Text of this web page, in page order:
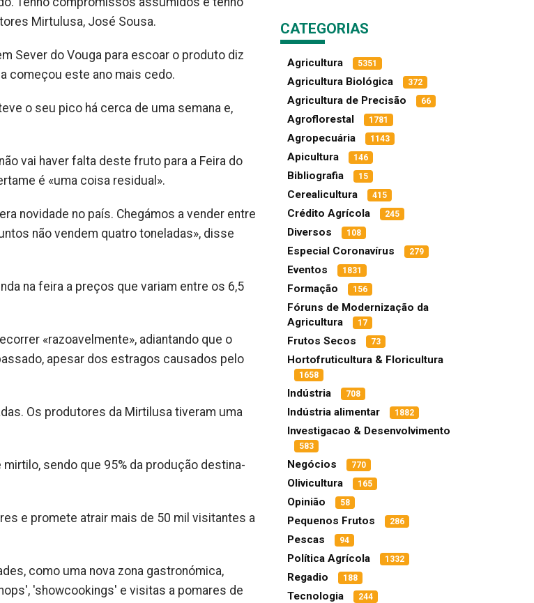
Mirtulusa, José Sousa.
Sever do Vouga para escoar o produto diz
começou este ano mais cedo.
o seu pico há cerca de uma semana e,
vai haver falta deste fruto para a Feira do
é «uma coisa residual».
novidade no país. Chegámos a vender entre
não vendem quatro toneladas», disse
na feira a preços que variam entre os 6,5
«razoavelmente», adiantando que o
apesar dos estragos causados pelo
Os produtores da Mirtilusa tiveram uma
sendo que 95% da produção destina-
e promete atrair mais de 50 mil visitantes a
como uma nova zona gastronómica,
'showcookings' e visitas a pomares de
CATEGORIAS
Agricultura 5351
Agricultura Biológica 372
Agricultura de Precisão 66
Agroflorestal 1781
Agropecuária 1143
Apicultura 146
Bibliografia 15
Cerealicultura 415
Crédito Agrícola 245
Diversos 108
Especial Coronavírus 279
Eventos 1831
Formação 156
Fóruns de Modernização da
Agricultura
17
Frutos Secos 73
Hortofruticultura & Floricultura
1658
Indústria 708
Indústria alimentar 1882
Investigacao & Desenvolvimento
583
Negócios 770
Olivicultura 165
Opinião 58
Pequenos Frutos 286
Pescas 94
Política Agrícola 1332
Regadio 188
Tecnologia 244